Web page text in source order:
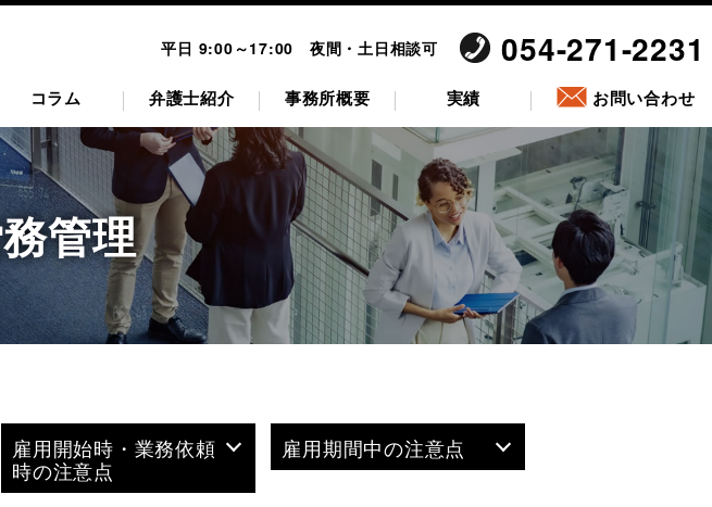
平日 9:00～17:00 夜間・土日相談可 054-271-2231
コラム 弁護士紹介 事務所概要 実績 お問い合わせ
管理
雇用開始時・業務依頼
時の注意点
雇用期間中の注意点